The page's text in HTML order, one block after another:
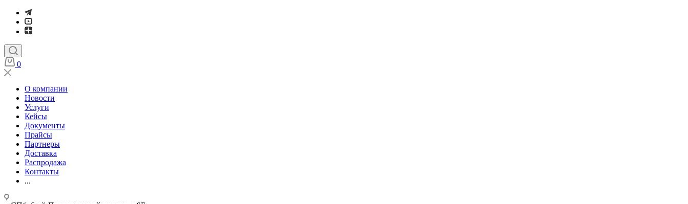
0
О компании
Новости
Услуги
Кейсы
Документы
Прайсы
Партнеры
Доставка
Распродажа
Контакты
...